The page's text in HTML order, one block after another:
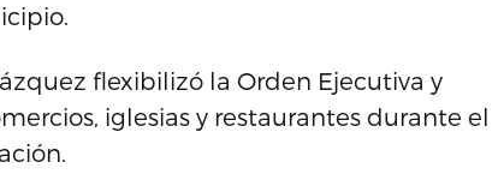
flexibilizó la Orden Ejecutiva y
iglesias y restaurantes durante el